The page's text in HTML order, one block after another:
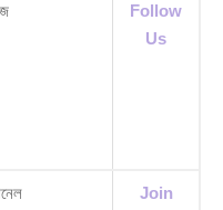
পেজ
Follow
Us
চ্যানেল
Join